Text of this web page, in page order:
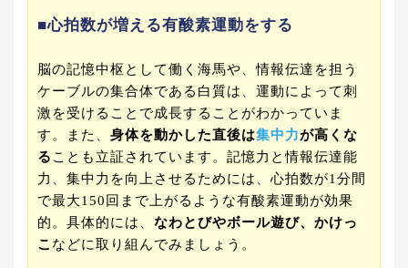
■心拍数が増える有酸素運動をする
脳の記憶中枢として働く海馬や、情報伝達を担う
ケーブルの集合体である白質は、運動によって刺
激を受けることで成長することがわかっていま
す。また、 身体を動かした直後は集中力が高くな
る ことも立証されています。記憶力と情報伝達能
力、集中力を向上させるためには、心拍数が1分間
で最大150回まで上がるような有酸素運動が効果
的。具体的には、 なわとびやボール遊び、かけっ
こ などに取り組んでみましょう。